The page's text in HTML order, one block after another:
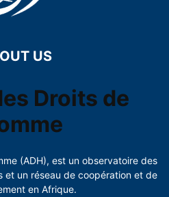
US
Droits de
(ADH), est un observatoire des
et un réseau de coopération et de
en Afrique.